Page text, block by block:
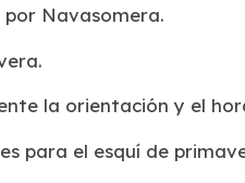
Navasomera.
la orientación y el
para el esquí de